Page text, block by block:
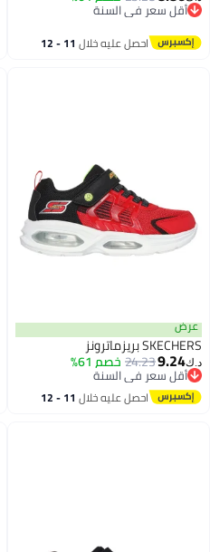
أقل سعر في السنة
أقل سعر في السنة
احصل عليه خلال 11 - 12
عرض
SKECHERS بريزماترونز
د.ك‏9.24
24.23خصم 61%
أقل سعر في السنة
أقل سعر في السنة
احصل عليه خلال 11 - 12